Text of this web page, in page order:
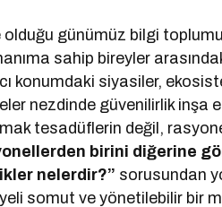
günümüz bilgi
sahip bireyler
konumdaki siyasiler,
nezdinde güvenilirlik inşa
tesadüflerin değil,
birini diğerine
nelerdir?” sorusundan
somut ve yönetilebilir bir